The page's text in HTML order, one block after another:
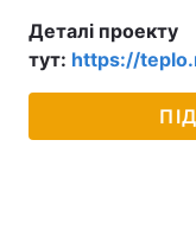
Деталі проекту
тут: https://